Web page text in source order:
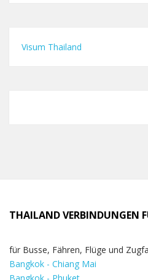
Visum Thailand
THAILAND VERBINDUNGEN
für Busse, Fähren, Flüge und
Bangkok - Chiang Mai